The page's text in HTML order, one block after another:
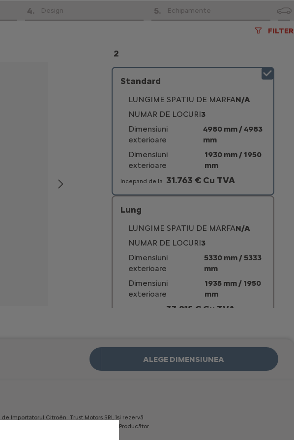
4. Design 5. Echipamente
FILTER
2
Standard
LUNGIME SPATIU DE MARFAN/A
NUMAR DE LOCURI3
Dimensiuni
exterioare
4980 mm / 4983
mm
Dimensiuni
exterioare
1930 mm / 1950
mm
Incepand de la 31.763 € Cu TVA
Lung
LUNGIME SPATIU DE MARFAN/A
NUMAR DE LOCURI3
Dimensiuni
exterioare
5330 mm / 5333
mm
Dimensiuni
exterioare
1935 mm / 1950
mm
33.215 € Cu TVA
ALEGE DIMENSIUNEA
de Importatorul Citroën. Trust Motors SRL îşi rezervă
Producător.